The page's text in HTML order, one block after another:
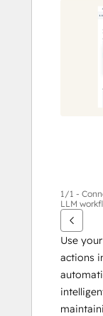
Elemente
1/1 -
LLM
Use
actions